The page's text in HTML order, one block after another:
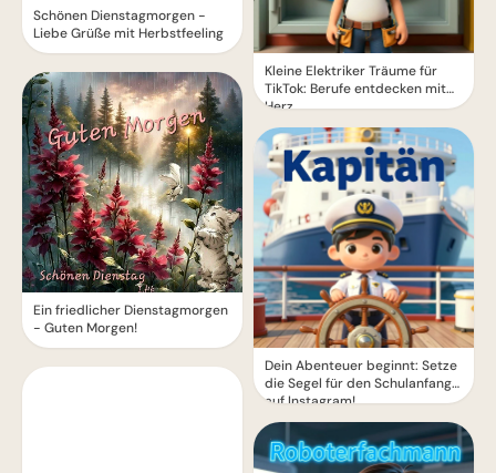
Schönen Dienstagmorgen -
Liebe Grüße mit Herbstfeeling
Ein friedlicher Dienstagmorgen
- Guten Morgen!
Kleine Elektriker Träume für
TikTok: Berufe entdecken mit
Herz
Dein Abenteuer beginnt: Setze
die Segel für den Schulanfang
auf Instagram!